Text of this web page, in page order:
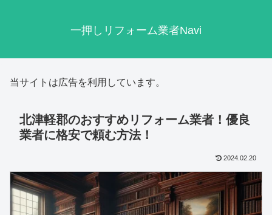
一押しリフォーム業者Navi
当サイトは広告を利用しています。
北津軽郡のおすすめリフォーム業者！優良
業者に格安で頼む方法！
2024.02.20